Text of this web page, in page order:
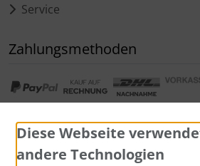
Service
Zahlungsmethoden
Diese Webseite
andere Technologien